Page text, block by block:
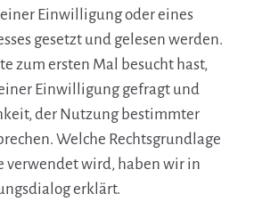
Einwilligung oder eines
gesetzt und gelesen werden.
zum ersten Mal besucht hast,
Einwilligung gefragt und
der Nutzung bestimmter
Welche Rechtsgrundlage
verwendet wird, haben wir in
erklärt.